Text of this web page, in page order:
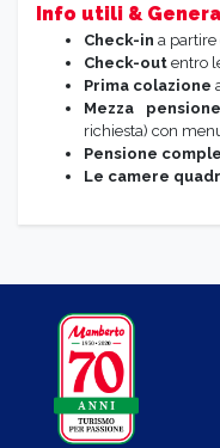
Info utili &
Check-in a partire
Check-out entro
Prima colazione
Mezza pensione
richiesta) con
Pensione
Le camere